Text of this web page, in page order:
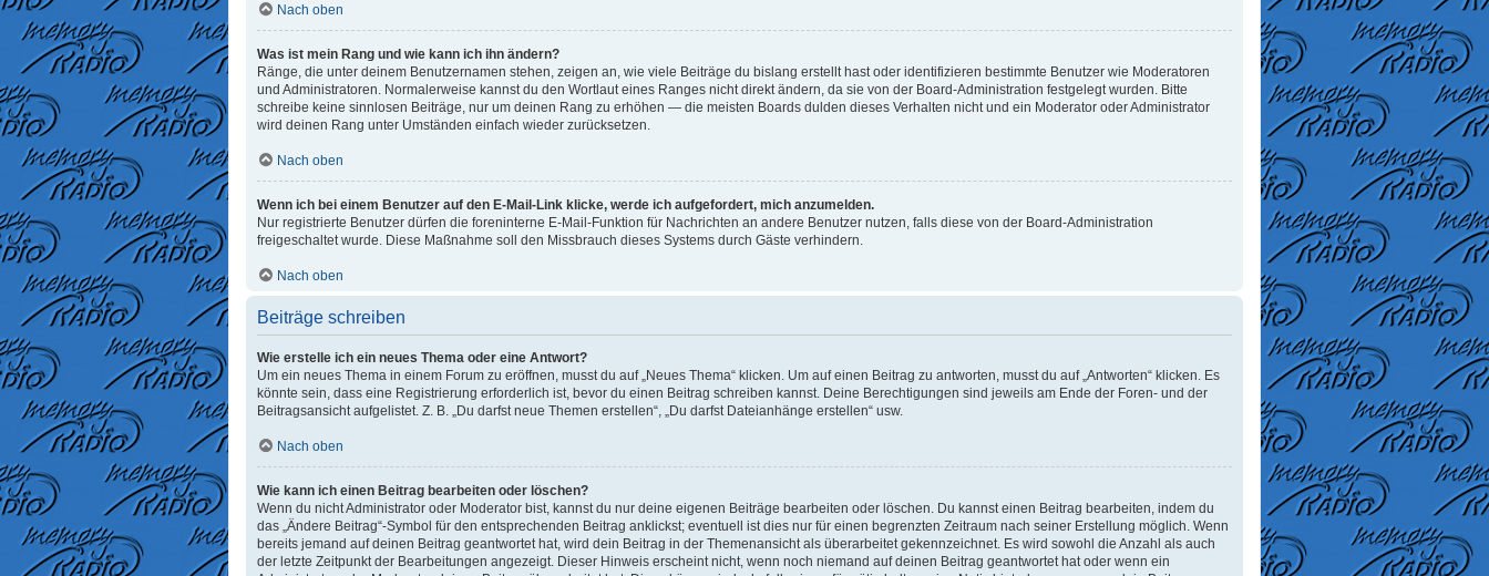
Nach oben
Was ist mein Rang und wie kann ich ihn ändern?
Ränge, die unter deinem Benutzernamen stehen, zeigen an, wie viele Beiträge du bislang erstellt hast oder identifizieren bestimmte Benutzer wie Moderatoren
und Administratoren. Normalerweise kannst du den Wortlaut eines Ranges nicht direkt ändern, da sie von der Board-Administration festgelegt wurden. Bitte
schreibe keine sinnlosen Beiträge, nur um deinen Rang zu erhöhen — die meisten Boards dulden dieses Verhalten nicht und ein Moderator oder Administrator
wird deinen Rang unter Umständen einfach wieder zurücksetzen.
Nach oben
Wenn ich bei einem Benutzer auf den E-Mail-Link klicke, werde ich aufgefordert, mich anzumelden.
Nur registrierte Benutzer dürfen die foreninterne E-Mail-Funktion für Nachrichten an andere Benutzer nutzen, falls diese von der Board-Administration
freigeschaltet wurde. Diese Maßnahme soll den Missbrauch dieses Systems durch Gäste verhindern.
Nach oben
Beiträge schreiben
Wie erstelle ich ein neues Thema oder eine Antwort?
Um ein neues Thema in einem Forum zu eröffnen, musst du auf „Neues Thema“ klicken. Um auf einen Beitrag zu antworten, musst du auf „Antworten“ klicken. Es
könnte sein, dass eine Registrierung erforderlich ist, bevor du einen Beitrag schreiben kannst. Deine Berechtigungen sind jeweils am Ende der Foren- und der
Beitragsansicht aufgelistet. Z. B. „Du darfst neue Themen erstellen“, „Du darfst Dateianhänge erstellen“ usw.
Nach oben
Wie kann ich einen Beitrag bearbeiten oder löschen?
Wenn du nicht Administrator oder Moderator bist, kannst du nur deine eigenen Beiträge bearbeiten oder löschen. Du kannst einen Beitrag bearbeiten, indem du
das „Ändere Beitrag“-Symbol für den entsprechenden Beitrag anklickst; eventuell ist dies nur für einen begrenzten Zeitraum nach seiner Erstellung möglich. Wenn
bereits jemand auf deinen Beitrag geantwortet hat, wird dein Beitrag in der Themenansicht als überarbeitet gekennzeichnet. Es wird sowohl die Anzahl als auch
der letzte Zeitpunkt der Bearbeitungen angezeigt. Dieser Hinweis erscheint nicht, wenn noch niemand auf deinen Beitrag geantwortet hat oder wenn ein